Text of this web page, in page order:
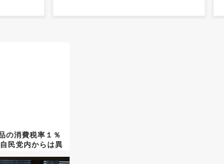
の消費税率１％
民党内からは異